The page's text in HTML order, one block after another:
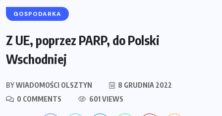
GOSPODARKA
Z UE, poprzez PARP, do Polski
Wschodniej
BYWIADOMOŚCI OLSZTYN
8 GRUDNIA 2022
0 COMMENTS
601 VIEWS